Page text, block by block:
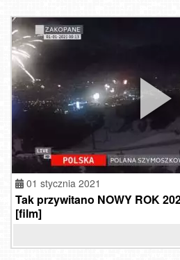
01 stycznia 2021
Tak przywitano NOWY ROK
[film]